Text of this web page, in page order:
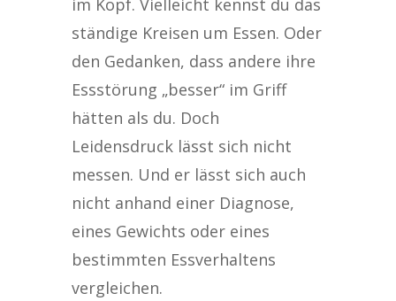
ständige Kreisen um Essen. Oder
den Gedanken, dass andere ihre
Essstörung „besser“ im Griff
hätten als du. Doch
Leidensdruck lässt sich nicht
messen. Und er lässt sich auch
nicht anhand einer Diagnose,
eines Gewichts oder eines
bestimmten Essverhaltens
vergleichen.